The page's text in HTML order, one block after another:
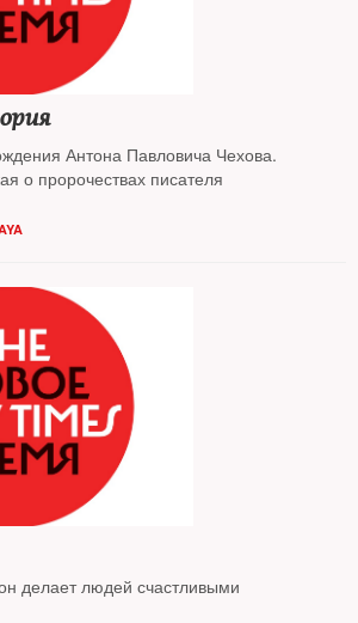
Антона Павловича Чехова.
о пророчествах писателя
делает людей счастливыми